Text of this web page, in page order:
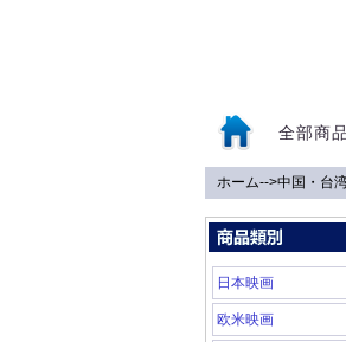
全部商品
ホーム-->中国・台
日本映画
欧米映画
0